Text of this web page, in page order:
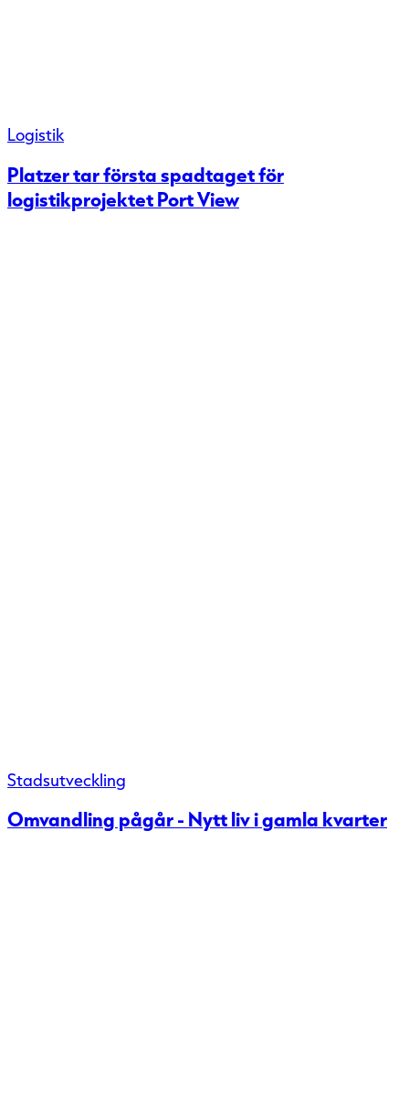
Logistik
Platzer tar första spadtaget för
logistikprojektet Port View
Stadsutveckling
Omvandling pågår - Nytt liv i gamla kvarter